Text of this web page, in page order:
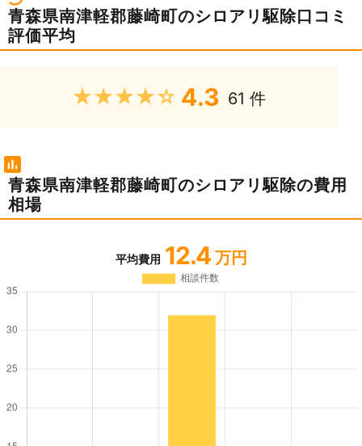
青森県南津軽郡藤崎町のシロアリ駆除口コミ
評価平均
★★★★★ 4.3 61 件
青森県南津軽郡藤崎町のシロアリ駆除の費用
相場
平均費用 12.4 万円